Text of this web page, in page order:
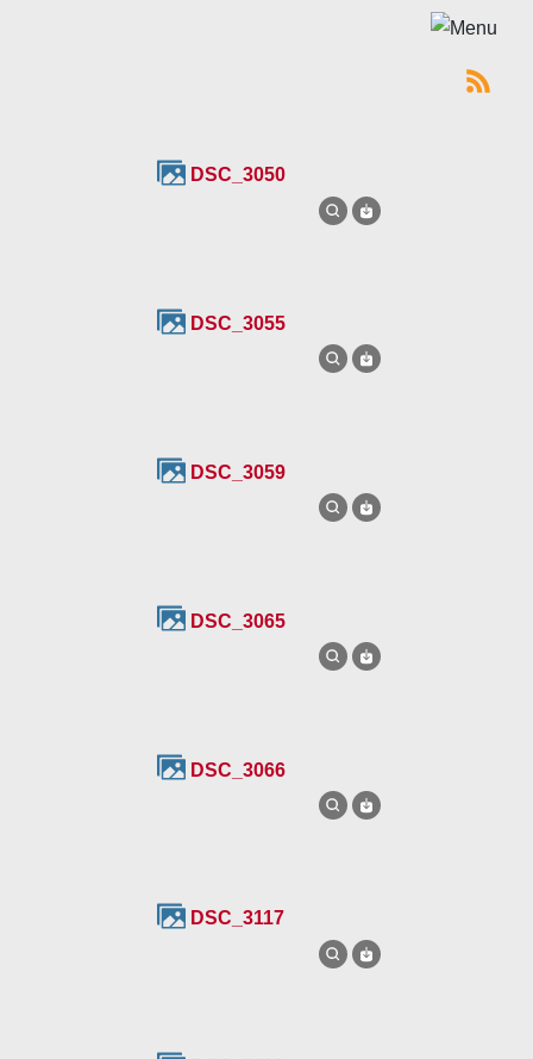
DSC_3050
DSC_3055
DSC_3059
DSC_3065
DSC_3066
DSC_3117